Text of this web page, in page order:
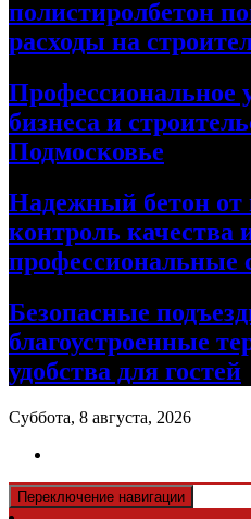
полистиролбетон
расходы на
Профессиональное
бизнеса и
Подмосковье
Надежный бетон от
контроль качества
профессиональные
Безопасные
благоустроенные
удобства для гостей
Суббота, 8 августа, 2026
Переключение навигации